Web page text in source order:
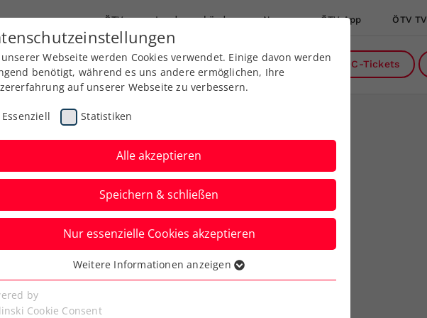
ÖTV Landesverbände News ÖTV App ÖTV TV
Ausbildung Services Über uns DC-Tickets
sorgt beim
Webseite werden Cookies verwendet. Einige davon werden
benötigt, während es uns andere ermöglichen, Ihre
auf unserer Webseite zu verbessern.
Essenziell Statistiken
Alle akzeptieren
Speichern & schließen
Nur essenzielle Cookies akzeptieren
Cookies werden für grundlegende Funktionen der
benötigt. Dadurch ist gewährleistet, dass die Webseite
Weitere Informationen anzeigen
by
Cookie Consent